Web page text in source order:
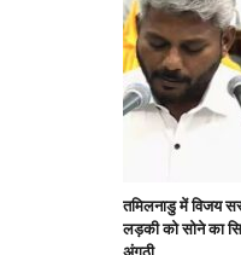
तमिलनाडु में विजय
लड़की को सोने का